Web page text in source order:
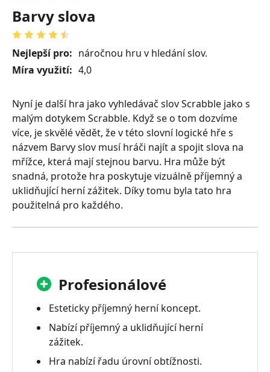
Barvy slova
Nejlepší pro: náročnou hru v hledání slov.
Míra využití: 4,0
Nyní je další hra jako vyhledávač slov Scrabble jako s
malým dotykem Scrabble. Když se o tom dozvíme
více, je skvělé vědět, že v této slovní logické hře s
názvem Barvy slov musí hráči najít a spojit slova na
mřížce, která mají stejnou barvu. Hra může být
snadná, protože hra poskytuje vizuálně příjemný a
uklidňující herní zážitek. Díky tomu byla tato hra
použitelná pro každého.
Profesionálové
Esteticky příjemný herní koncept.
Nabízí příjemný a uklidňující herní
zážitek.
Hra nabízí řadu úrovní obtížnosti.